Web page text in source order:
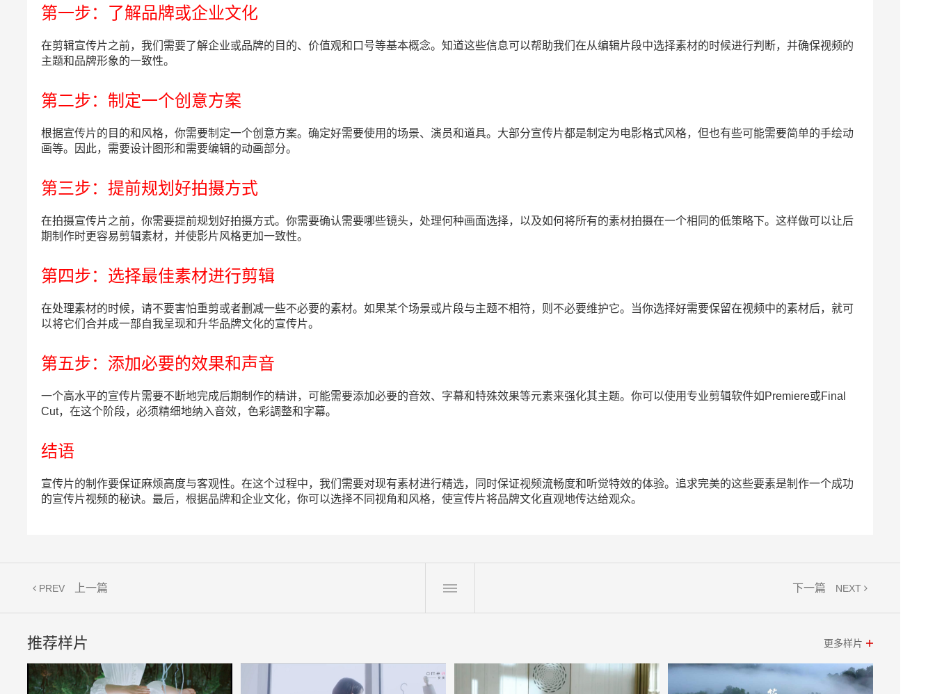
第一步：了解品牌或企业文化
在剪辑宣传片之前，我们需要了解企业或品牌的目的、价值观和口号等基本概念。知道这些信息可以帮助我们在从编辑片段中选择素材的时候进行判断，并确保视频的
主题和品牌形象的一致性。
第二步：制定一个创意方案
根据宣传片的目的和风格，你需要制定一个创意方案。确定好需要使用的场景、演员和道具。大部分宣传片都是制定为电影格式风格，但也有些可能需要简单的手绘动
画等。因此，需要设计图形和需要编辑的动画部分。
第三步：提前规划好拍摄方式
在拍摄宣传片之前，你需要提前规划好拍摄方式。你需要确认需要哪些镜头，处理何种画面选择，以及如何将所有的素材拍摄在一个相同的低策略下。这样做可以让后
期制作时更容易剪辑素材，并使影片风格更加一致性。
第四步：选择最佳素材进行剪辑
在处理素材的时候，请不要害怕重剪或者删减一些不必要的素材。如果某个场景或片段与主题不相符，则不必要维护它。当你选择好需要保留在视频中的素材后，就可
以将它们合并成一部自我呈现和升华品牌文化的宣传片。
第五步：添加必要的效果和声音
一个高水平的宣传片需要不断地完成后期制作的精讲，可能需要添加必要的音效、字幕和特殊效果等元素来强化其主题。你可以使用专业剪辑软件如Premiere或Final
Cut，在这个阶段，必须精细地纳入音效，色彩調整和字幕。
结语
宣传片的制作要保证麻烦高度与客观性。在这个过程中，我们需要对现有素材进行精选，同时保证视频流畅度和听觉特效的体验。追求完美的这些要素是制作一个成功
的宣传片视频的秘诀。最后，根据品牌和企业文化，你可以选择不同视角和风格，使宣传片将品牌文化直观地传达给观众。
PREV 上一篇 NEXT
下一篇
推荐样片 更多样片